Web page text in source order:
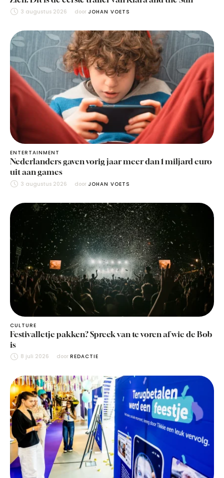
3 augustus 2026 door JOHAN VOETS
ENTERTAINMENT
Nederlanders gaven vorig jaar meer dan 1 miljard euro
uit aan games
3 augustus 2026 door JOHAN VOETS
CULTURE
Festivalletje pakken? Spreek van te voren af wie de Bob
is
8 juli 2026 door REDACTIE